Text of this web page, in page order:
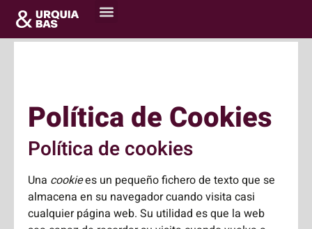
Política de Cookies
Política de cookies
Una cookiees un pequeño fichero de texto que se
almacena en su navegador cuando visita casi
cualquier página web. Su utilidad es que la web